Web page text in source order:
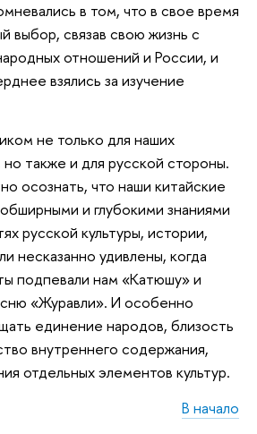
в том, что в свое время
выбор, связав свою жизнь с
отношений и России, и
взялись за изучение
не только для наших
также и для русской стороны.
осознать, что наши китайские
и глубокими знаниями
русской культуры, истории,
несказанно удивлены, когда
подпевали нам «Катюшу» и
«Журавли». И особенно
единение народов, близость
внутреннего содержания,
отдельных элементов культур.
В начало